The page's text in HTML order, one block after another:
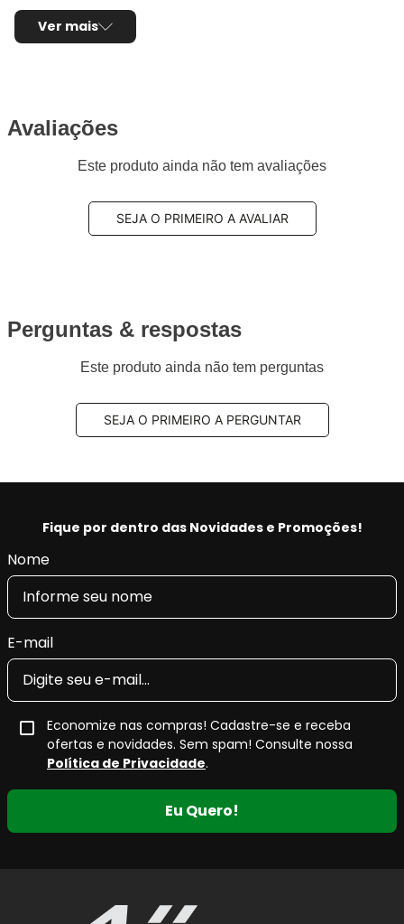
Ver mais
Avaliações
Este produto ainda não tem avaliações
SEJA O PRIMEIRO A AVALIAR
Perguntas & respostas
Este produto ainda não tem perguntas
SEJA O PRIMEIRO A PERGUNTAR
Fique por dentro das Novidades e Promoções!
Nome
E-mail
Economize nas compras! Cadastre-se e receba
ofertas e novidades. Sem spam! Consulte nossa
Política de Privacidade.
Eu Quero!